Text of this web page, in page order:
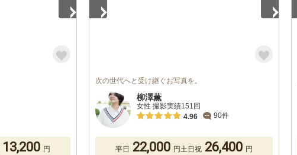
13,200 円
次の世代へと受け継ぐお写真を。
柳澤薫
女性 撮影実績151回
4.96
90件
平日 22,000 円土日祝 26,400 円